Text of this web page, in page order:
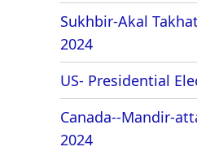
Sukhbir-Akal
2024
US- Presidential
Canada--Mandir-
2024